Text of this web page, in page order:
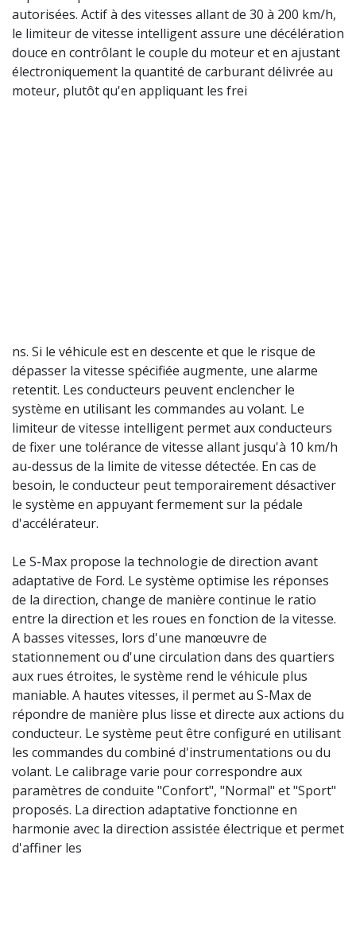
autorisées. Actif à des vitesses allant de 30 à 200 km/h,
le limiteur de vitesse intelligent assure une décélération
douce en contrôlant le couple du moteur et en ajustant
électroniquement la quantité de carburant délivrée au
moteur, plutôt qu'en appliquant les frei
ns. Si le véhicule est en descente et que le risque de
dépasser la vitesse spécifiée augmente, une alarme
retentit. Les conducteurs peuvent enclencher le
système en utilisant les commandes au volant. Le
limiteur de vitesse intelligent permet aux conducteurs
de fixer une tolérance de vitesse allant jusqu'à 10 km/h
au-dessus de la limite de vitesse détectée. En cas de
besoin, le conducteur peut temporairement désactiver
le système en appuyant fermement sur la pédale
d'accélérateur.
Le S-Max propose la technologie de direction avant
adaptative de Ford. Le système optimise les réponses
de la direction, change de manière continue le ratio
entre la direction et les roues en fonction de la vitesse.
A basses vitesses, lors d'une manœuvre de
stationnement ou d'une circulation dans des quartiers
aux rues étroites, le système rend le véhicule plus
maniable. A hautes vitesses, il permet au S-Max de
répondre de manière plus lisse et directe aux actions du
conducteur. Le système peut être configuré en utilisant
les commandes du combiné d'instrumentations ou du
volant. Le calibrage varie pour correspondre aux
paramètres de conduite "Confort", "Normal" et "Sport"
proposés. La direction adaptative fonctionne en
harmonie avec la direction assistée électrique et permet
d'affiner les